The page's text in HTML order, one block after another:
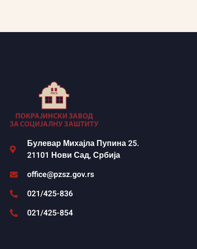
Булевар Михајла Пупина 25.
21101 Нови Сад, Србија
office@pzsz.gov.rs
021/425-836
021/425-854